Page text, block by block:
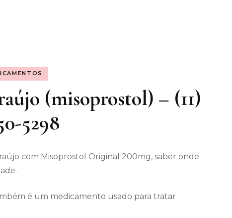
(misoprostol) – (11)
5298
com Misoprostol Original 200mg, saber onde
é um medicamento usado para tratar